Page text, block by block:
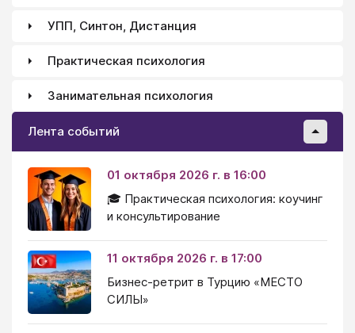
УПП, Синтон, Дистанция
Практическая психология
Занимательная психология
Лента событий
01 октября 2026 г. в 16:00
🎓 Практическая психология: коучинг
и консультирование
11 октября 2026 г. в 17:00
Бизнес-ретрит в Турцию «МЕСТО
СИЛЫ»